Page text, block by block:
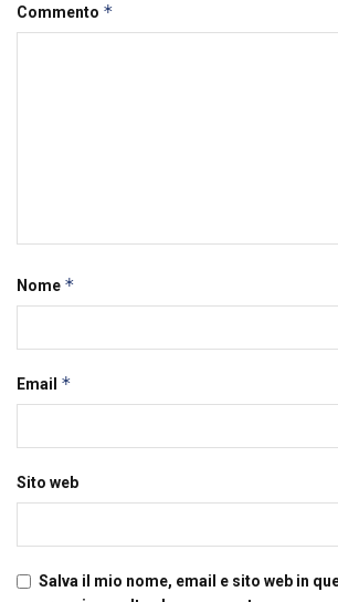
Commento *
Nome *
Email *
Sito web
Salva il mio nome, email e sito web in